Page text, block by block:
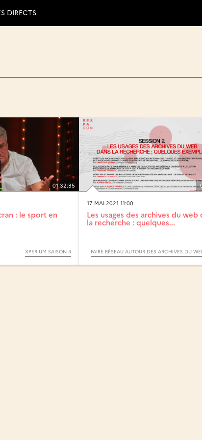
DIRECTS
01:32:35
: le sport en
XPERIUM SAISON 4
17 MAI 2021 11:00
Les usages des archives du web
la recherche : quelques...